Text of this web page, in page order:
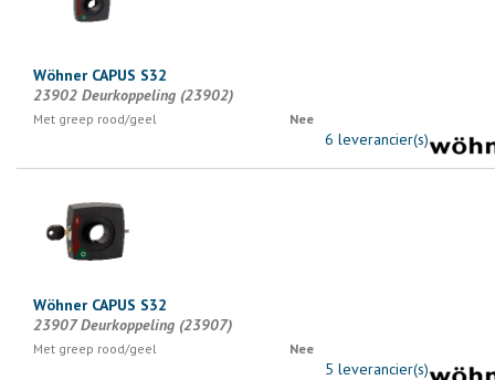
Wöhner CAPUS S32
23902 Deurkoppeling (23902)
Met greep rood/geel Nee
6 leverancier(s)
Wöhner CAPUS S32
23907 Deurkoppeling (23907)
Met greep rood/geel Nee
5 leverancier(s)